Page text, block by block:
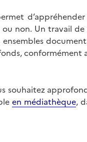
non. Un travail de
conformément
souhaitez
en médiathèque,